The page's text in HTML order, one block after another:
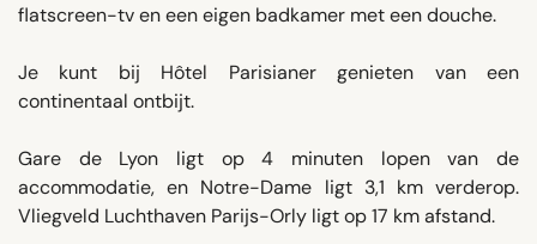
flatscreen-tv en een eigen badkamer met een douche.
Je kunt bij Hôtel Parisianer genieten van een
continentaal ontbijt.
Gare de Lyon ligt op 4 minuten lopen van de
accommodatie, en Notre-Dame ligt 3,1 km verderop.
Vliegveld Luchthaven Parijs-Orly ligt op 17 km afstand.